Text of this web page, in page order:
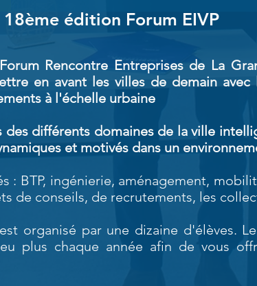
18ème édition Forum EIVP
Rencontre Entreprises de La
en avant les villes de demain
à l'échelle urbaine
différents domaines de la ville
et motivés dans un
: BTP, ingénierie, aménagement,
de conseils, de recrutements, les
organisé par une dizaine d'élèves.
plus chaque année afin de vous